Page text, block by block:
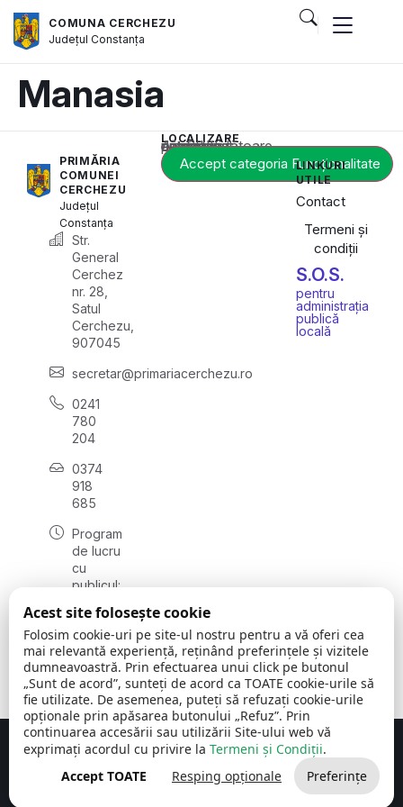
COMUNA CERCHEZU
JudețulConstanța
Manasia
PRIMĂRIA
COMUNEI
CERCHEZU
Județul
Constanța
Str.
General
Cerchez
nr. 28,
Satul
Cerchezu,
907045
secretar@primariacerchezu.ro
0241
780
204
0374
918
685
Program
de lucru
cu
publicul:
08:00 -
16:30
, vineri:
08:00 -
14:00
LOCALIZARE
Acest conținut este blocat până când acceptați categoria corespunzătoare de cookie-uri.
Accept categoria Funcționalitate
LINKURI
UTILE
Contact
Termeni și
condiții
S.O.S.
pentru
administrația
publică
locală
Comuna Cerchezu © 2026Toate drepturile rezervate
Concept realizat de Big Media Relații Publice SRL
Acest site folosește cookie
Folosim cookie-uri pe site-ul nostru pentru a vă oferi cea
mai relevantă experiență, reținând preferințele și vizitele
dumneavoastră. Prin efectuarea unui click pe butonul
„Sunt de acord”, sunteți de acord ca TOATE cookie-urile să
fie utilizate. De asemenea, puteți să refuzați cookie-urile
opționale prin apăsarea butonului „Refuz”. Prin
continuarea accesării sau utilizării Site-ului web vă
exprimați acordul cu privire la Termeni și Condiții.
Accept TOATE
Resping opționale Preferințe